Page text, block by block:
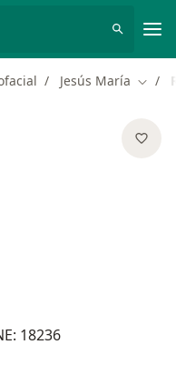
Jesús María
18236